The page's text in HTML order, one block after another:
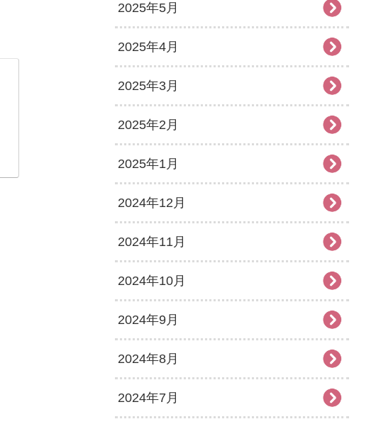
2025年5月
2025年4月
2025年3月
2025年2月
2025年1月
2024年12月
2024年11月
2024年10月
2024年9月
2024年8月
2024年7月